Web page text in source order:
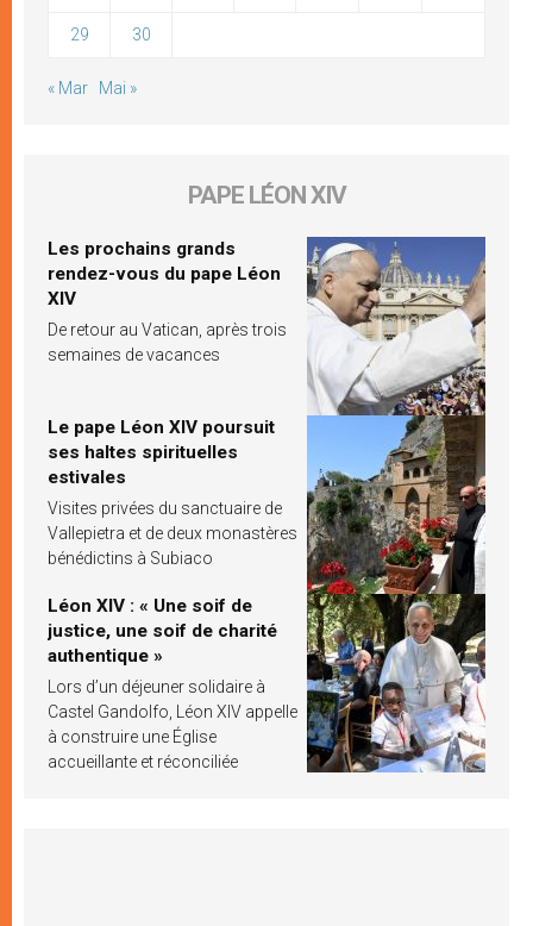
29 30
« Mar Mai »
PAPE LÉON XIV
Les prochains grands
rendez-vous du pape Léon
XIV
De retour au Vatican, après trois
semaines de vacances
Le pape Léon XIV poursuit
ses haltes spirituelles
estivales
Visites privées du sanctuaire de
Vallepietra et de deux monastères
bénédictins à Subiaco
Léon XIV : « Une soif de
justice, une soif de charité
authentique »
Lors d’un déjeuner solidaire à
Castel Gandolfo, Léon XIV appelle
à construire une Église
accueillante et réconciliée